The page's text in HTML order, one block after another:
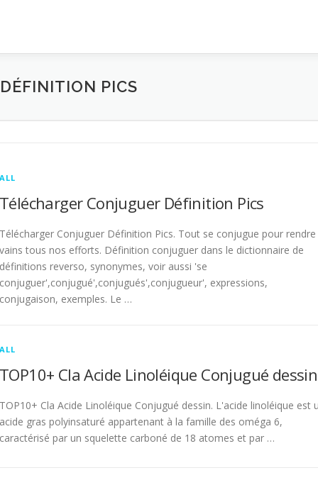
PICS
ALL
Télécharger Conjuguer Définition Pics
Télécharger Conjuguer Définition Pics. Tout se conjugue pour rendre
vains tous nos efforts. Définition conjuguer dans le dictionnaire de
définitions reverso, synonymes, voir aussi 'se
conjuguer',conjugué',conjugués',conjugueur', expressions,
conjugaison, exemples. Le …
ALL
TOP10+ Cla Acide Linoléique Conjugué dessin
TOP10+ Cla Acide Linoléique Conjugué dessin. L'acide linoléique est
acide gras polyinsaturé appartenant à la famille des oméga 6,
caractérisé par un squelette carboné de 18 atomes et par …